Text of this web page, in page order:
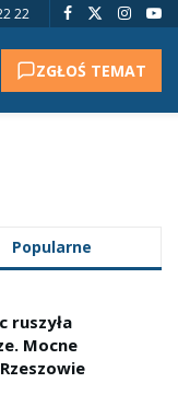
22
ZGŁOŚ TEMAT
Popularne
ruszyła
Mocne